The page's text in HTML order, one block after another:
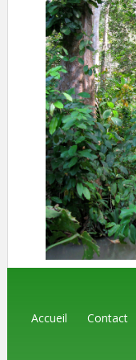
Accueil Contact